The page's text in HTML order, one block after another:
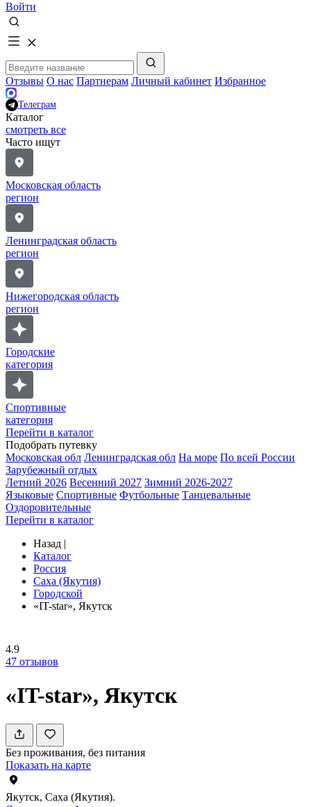
Войти
Отзывы О нас Партнерам Личный кабинет Избранное
Телеграм
Каталог
смотреть все
Часто ищут
Московская область
регион
Ленинградская область
регион
Нижегородская область
регион
Городские
категория
Спортивные
категория
Перейти в каталог
Подобрать путевку
Московская обл Ленинградская обл На море По всей России
Зарубежный отдых
Летний 2026 Весенний 2027 Зимний 2026-2027
Языковые Спортивные Футбольные Танцевальные
Оздоровительные
Перейти в каталог
Назад |
Каталог
Россия
Саха (Якутия)
Городской
«IT-star», Якутск
4.9
47 отзывов
«IT-star», Якутск
Без проживания, без питания
Показать на карте
Якутск, Саха (Якутия).